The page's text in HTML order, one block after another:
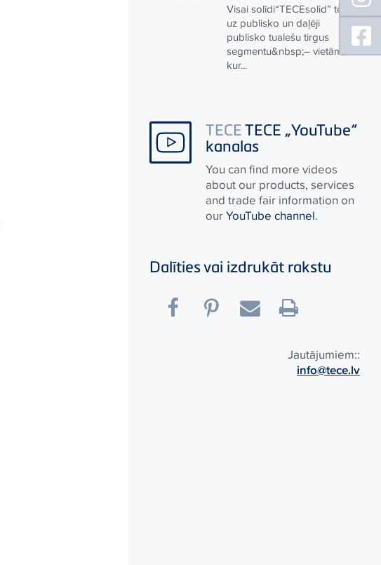
Visai solīdi“TECEsolid” tēmē
uz publisko un daļēji
publisko tualešu tirgus
segmentu&nbsp;– vietām,
kur...
TECETECE „YouTube“
kanalas
You can find more videos
about our products, services
and trade fair information on
ourYouTube channel.
Dalīties vai izdrukāt rakstu
Jautājumiem::
info@tece.lv